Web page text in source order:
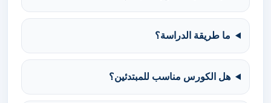
ما طريقة الدراسة؟
هل الكورس مناسب للمبتدئين؟